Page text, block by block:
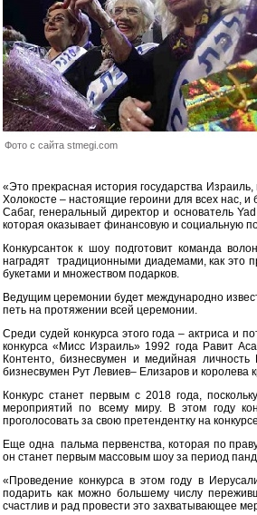
Фото с сайта stmegi.com
«Это прекрасная история государства
Холокосте – настоящие героини для всех нас,
Сабаг, генеральный директор и основатель
которая оказывает финансовую и социальную
Конкурсанток к шоу подготовит команда
наградят традиционными диадемами, как это
букетами и множеством подарков.
Ведущим церемонии будет международно
петь на протяжении всей церемонии.
Среди судей конкурса этого года – актриса и
конкурса «Мисс Израиль» 1992 года Равит
Контенто, бизнесвумен и медийная
бизнесвумен Рут Левиев– Елизаров и королева
Конкурс станет первым с 2018 года,
мероприятий по всему миру. В этом году
проголосовать за свою претендентку на
Еще одна пальма первенства, которая по
он станет первым массовым шоу за период
«Проведение конкурса в этом году в
подарить как можно большему числу
счастлив и рад провести это захватывающее